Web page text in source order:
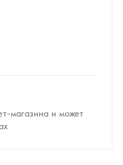
магазина и может